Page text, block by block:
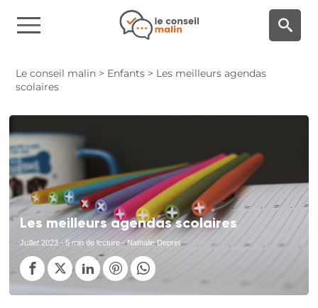
Le conseil malin > Enfants > Les meilleurs agendas
scolaires
Les meilleurs agendas scolaires
Juillet 2023 - 5 min de lecture - Nathalie Depret